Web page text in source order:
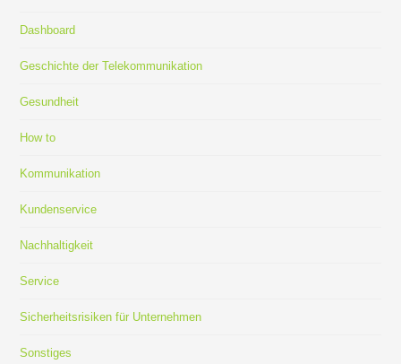
Dashboard
Geschichte der Telekommunikation
Gesundheit
How to
Kommunikation
Kundenservice
Nachhaltigkeit
Service
Sicherheitsrisiken für Unternehmen
Sonstiges